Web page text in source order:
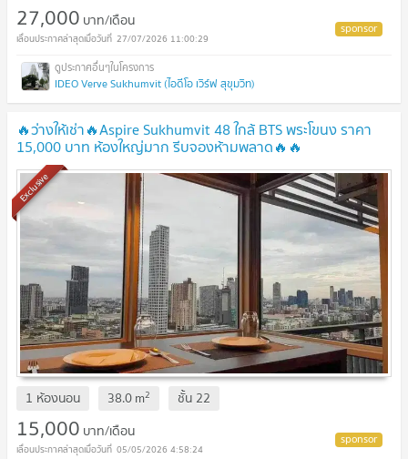
27,000 บาท/เดือน
27/07/2026 11:00:29
IDEO Verve Sukhumvit (ไอดีโอ เวิร์ฟ สุขุมวิท)
🔥ว่างให้เช่า🔥Aspire Sukhumvit 48 ใกล้ BTS พระโขนง ราคา
15,000 บาท ห้องใหญ่มาก รีบจองห้ามพลาด🔥🔥
Exclusive
1 ห้องนอน 38.0m2 ชั้น 22
15,000 บาท/เดือน
05/05/2026 4:58:24